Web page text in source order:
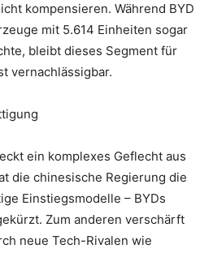
kompensieren. Während BYD
mit 5.614 Einheiten sogar
bleibt dieses Segment für
vernachlässigbar.
ein komplexes Geflecht aus
die chinesische Regierung die
Einstiegsmodelle – BYDs
Zum anderen verschärft
neue Tech-Rivalen wie